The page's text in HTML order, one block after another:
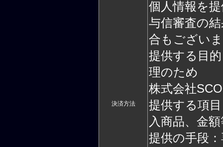
決済方法
個人情報を
与信審査の
合もござい
提供する目
理のため
株式会社
提供する項
入商品、金
提供の手段